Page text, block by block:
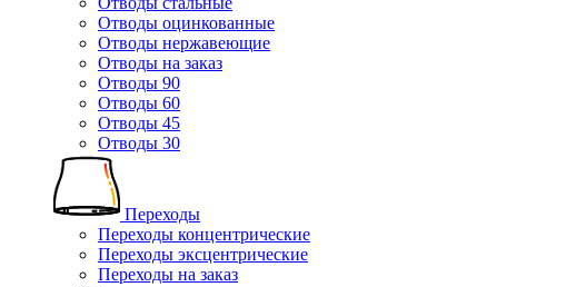
Отводы оцинкованные
Отводы нержавеющие
Отводы на заказ
Отводы 90
Отводы 60
Отводы 45
Отводы 30
Переходы
Переходы концентрические
Переходы эксцентрические
Переходы на заказ